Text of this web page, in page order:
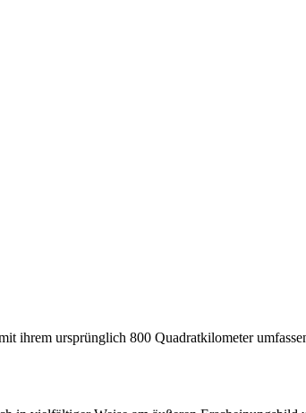
ihrem ursprünglich 800 Quadratkilometer